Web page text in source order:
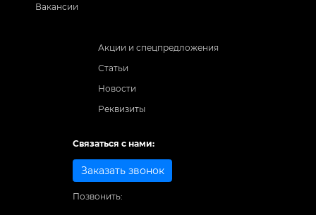
Вакансии
Акции и спецпредложения
Статьи
Новости
Реквизиты
Связаться с нами:
Заказать звонок
Позвонить: